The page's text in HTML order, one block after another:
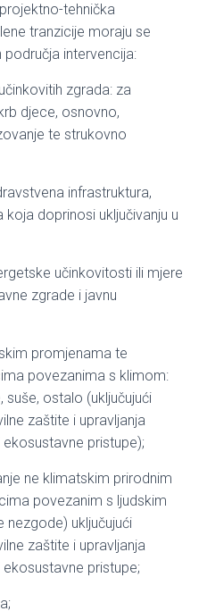
tehnička
tranzicije moraju se
intervencija:
zgrada: za
djece, osnovno,
te strukovno
infrastruktura,
doprinosi uključivanju u
učinkovitosti ili mjere
zgrade i javnu
promjenama te
povezanima s klimom:
suše, ostalo (uključujući
zaštite i upravljanja
pristupe);
ne klimatskim prirodnim
povezanim s ljudskim
nezgode) uključujući
zaštite i upravljanja
pristupe;